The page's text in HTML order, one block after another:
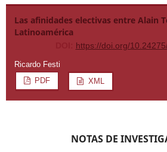
Las afinidades electivas entre Alain
Latinoamérica
https://doi.org/
Ricardo Festi
PDF
XML
NOTAS DE